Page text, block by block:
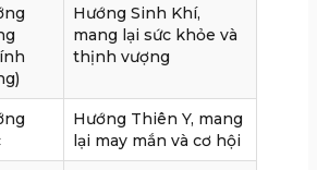
Hướng Sinh Khí,
mang lại sức khỏe và
thịnh vượng
Hướng Thiên Y, mang
lại may mắn và cơ hội